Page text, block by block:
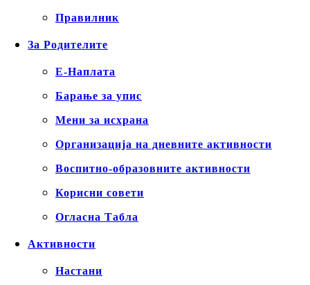
Правилник
За Родителите
Е-Наплата
Барање за упис
Мени за исхрана
Организација на дневните активности
Воспитно-образовните активности
Корисни совети
Огласна Табла
Активности
Настани